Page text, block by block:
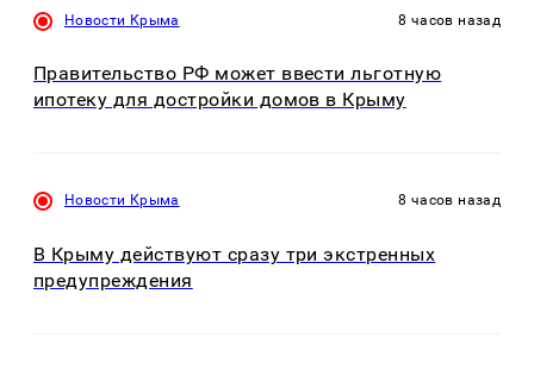
Новости Крыма 8 часов назад
Правительство РФ может ввести льготную
ипотеку для достройки домов в Крыму
Новости Крыма 8 часов назад
В Крыму действуют сразу три экстренных
предупреждения